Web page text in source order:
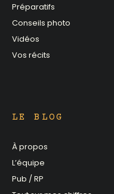
Préparatifs
Conseils photo
Vidéos
Vos récits
LE BLOG
À propos
L’équipe
Pub / RP